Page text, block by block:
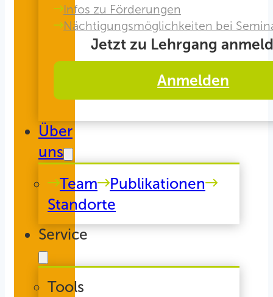
Infos zu Förderungen
Nächtigungsmöglichkeiten bei
Jetzt zu Lehrgang
Anmelden
Über
uns
Team
Publikationen
Standorte
Service
Tools